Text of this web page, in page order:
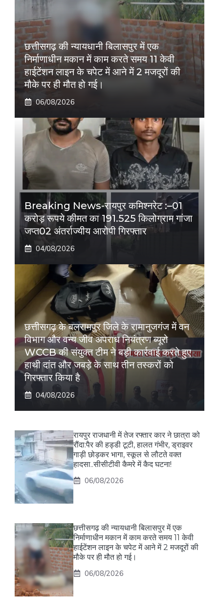
छत्तीसगढ़ की न्यायधानी बिलासपुर में एक
निर्माणाधीन मकान में काम करते समय 11 केवी
हाईटेंशन लाइन के चपेट में आने में 2 मजदूरों की
मौके पर ही मौत हो गई।
06/08/2026
Breaking News-रायपुर कमिश्नरेट :–01
करोड़ रूपये कीमत का 191.525 किलोग्राम गांजा
जप्त02 अंतर्राज्यीय आरोपी गिरफ्तार
04/08/2026
छत्तीसगढ़ के बलरामपुर जिले के रामानुजगंज में वन
विभाग और वन्य जीव अपराध नियंत्रण ब्यूरो
WCCB की संयुक्त टीम ने बड़ी कार्रवाई करते हुए
हाथी दांत और जबड़े के साथ तीन तस्करों को
गिरफ्तार किया है
04/08/2026
रायपुर राजधानी में तेज रफ्तार कार ने छात्रा को
रौंदा:पैर की हड्डी टूटी, हालत गंभीर, ड्राइवर
गाड़ी छोड़कर भागा, स्कूल से लौटते वक्त
हादसा..सीसीटीवी कैमरे में कैद घटना!
06/08/2026
छत्तीसगढ़ की न्यायधानी बिलासपुर में एक
निर्माणाधीन मकान में काम करते समय 11 केवी
हाईटेंशन लाइन के चपेट में आने में 2 मजदूरों की
मौके पर ही मौत हो गई।
06/08/2026